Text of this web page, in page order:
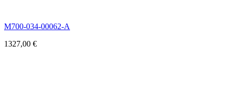
M700-034-00062-A
1327,00 €